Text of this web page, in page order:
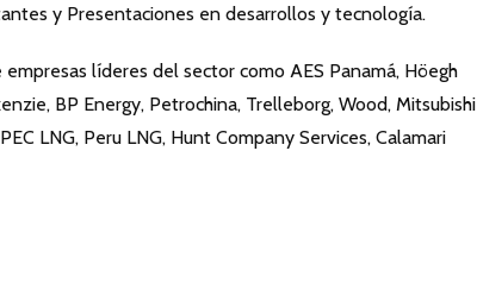
y Presentaciones en desarrollos y tecnología.
líderes del sector como AES Panamá, Höegh
BP Energy, Petrochina, Trelleborg, Wood, Mitsubishi
LNG, Peru LNG, Hunt Company Services, Calamari